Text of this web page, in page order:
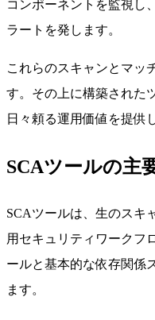
コンポーネントを監視し
ラートを発します。
これらのスキャンとマッ
す。その上に構築された
日々頼る運用価値を提供
SCAツールの主
SCAツールは、生のスキ
用セキュリティワークフ
ールと基本的な依存関係
ます。